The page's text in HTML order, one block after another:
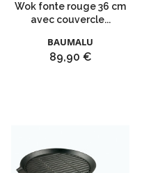
Wok fonte rouge 36 cm
avec couvercle...
BAUMALU
Prix
89,90 €